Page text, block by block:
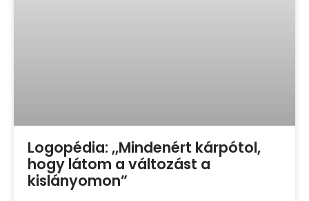
Logopédia: ,,Mindenért kárpótol,
hogy látom a változást a
kislányomon”